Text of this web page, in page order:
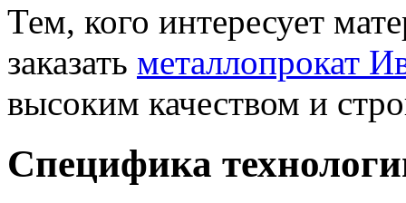
Тем, кого интересует
заказать металлопрокат
высоким качеством и
Специфика